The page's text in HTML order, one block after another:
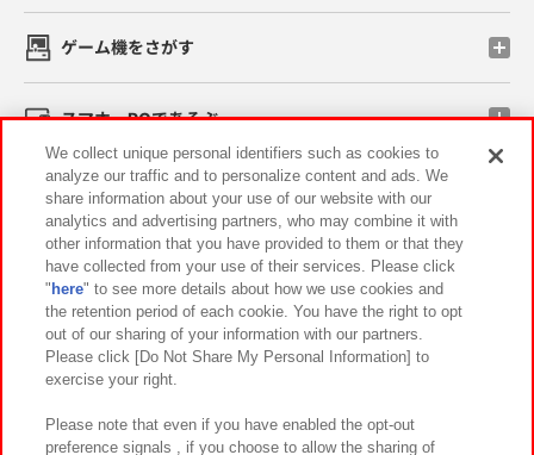
ゲーム機をさがす
スマホ・PCであそぶ
イベント・キャンペーン
関連会社 サステナビリティ サイトポリシー
プライバシーポリシー ウェブアクセシビリティ方針と検証結果
お取引先さまとともに
カスタマーハラスメント対応方針 よくあるご質問・お問い合わせ
We collect unique personal identifiers such as cookies to
analyze our traffic and to personalize content and ads. We
share information about your use of our website with our
analytics and advertising partners, who may combine it with
other information that you have provided to them or that they
have collected from your use of their services. Please click
" here" to see more details about how we use cookies and
the retention period of each cookie. You have the right to opt
out of our sharing of your information with our partners.
Please click [Do Not Share My Personal Information] to
exercise your right.
Please note that even if you have enabled the opt-out
preference signals , if you choose to allow the sharing of